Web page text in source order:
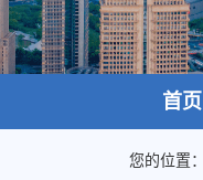
内
容
区
域
首页
您的位置：